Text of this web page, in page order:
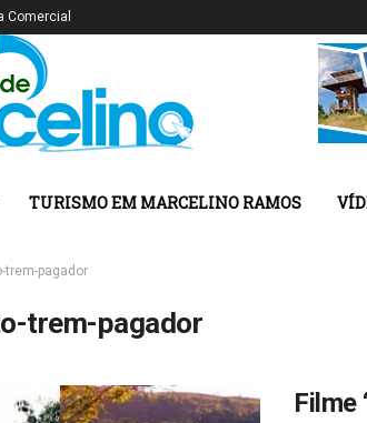
Comercial
TURISMO EM MARCELINO RAMOS
trem-pagador
trem-pagador
Filme